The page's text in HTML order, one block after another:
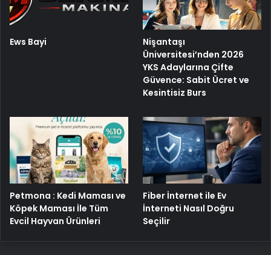
Ews Bayi
Nişantaşı
Üniversitesi’nden 2026
YKS Adaylarına Çifte
Güvence: Sabit Ücret ve
Kesintisiz Burs
Petmona : Kedi Maması ve
Köpek Maması İle Tüm
Evcil Hayvan Ürünleri
Fiber İnternet ile Ev
İnterneti Nasıl Doğru
Seçilir